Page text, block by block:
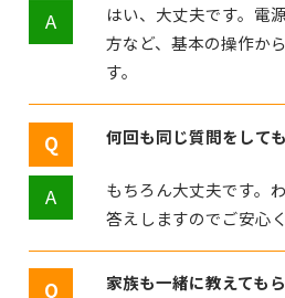
はい、大丈夫です。電
方など、基本の操作か
す。
何回も同じ質問をして
もちろん大丈夫です。
答えしますのでご安心
家族も一緒に教えても